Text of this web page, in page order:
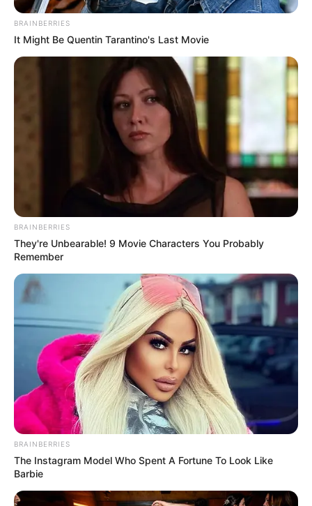
ГАРЯЧI
У Ясінянській громаді відкрили
черговий простір психологічної
підтримки (фото)
СЕР 6, 2026
ГАРЯЧI ПОДІЇ СХЕМИ
Катування, кайданки та
незаконне утримання людей:
працівника Ужгородського ТЦК
судитимуть, дії ще двох його
колег розслідує ДБР (відео)
BRAINBERRIES
It Might Be Quentin Tarantino's Last Movie
BRAINBERRIES
They're Unbearable! 9 Movie Characters You Probably
Remember
BRAINBERRIES
The Instagram Model Who Spent A Fortune To Look Like
Barbie